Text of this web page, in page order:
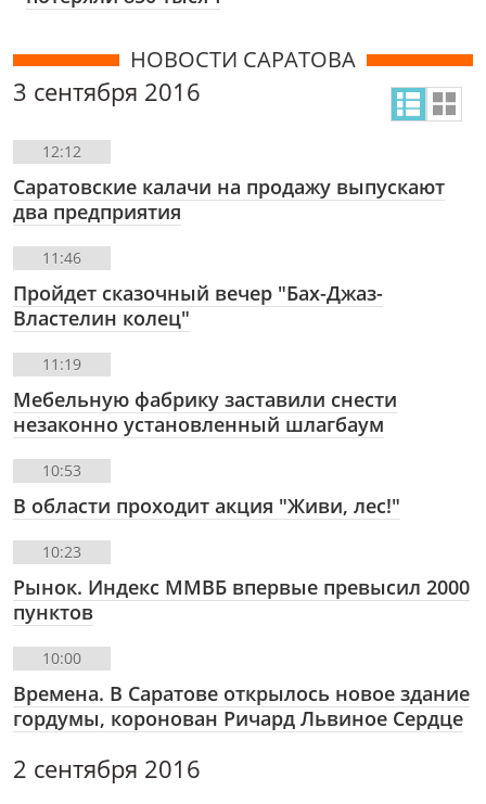
НОВОСТИ САРАТОВА
3 сентября 2016
12:12
Саратовские калачи на продажу выпускают
два предприятия
11:46
Пройдет сказочный вечер "Бах-Джаз-
Властелин колец"
11:19
Мебельную фабрику заставили снести
незаконно установленный шлагбаум
10:53
В области проходит акция "Живи, лес!"
10:23
Рынок. Индекс ММВБ впервые превысил 2000
пунктов
10:00
Времена. В Саратове открылось новое здание
гордумы, коронован Ричард Львиное Сердце
2 сентября 2016